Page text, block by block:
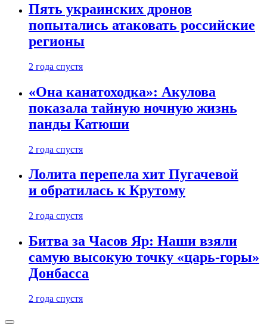
Пять украинских дронов
попытались атаковать российские
регионы
2 года спустя
«Она канатоходка»: Акулова
показала тайную ночную жизнь
панды Катюши
2 года спустя
Лолита перепела хит Пугачевой
и обратилась к Крутому
2 года спустя
Битва за Часов Яр: Наши взяли
самую высокую точку «царь-горы»
Донбасса
2 года спустя